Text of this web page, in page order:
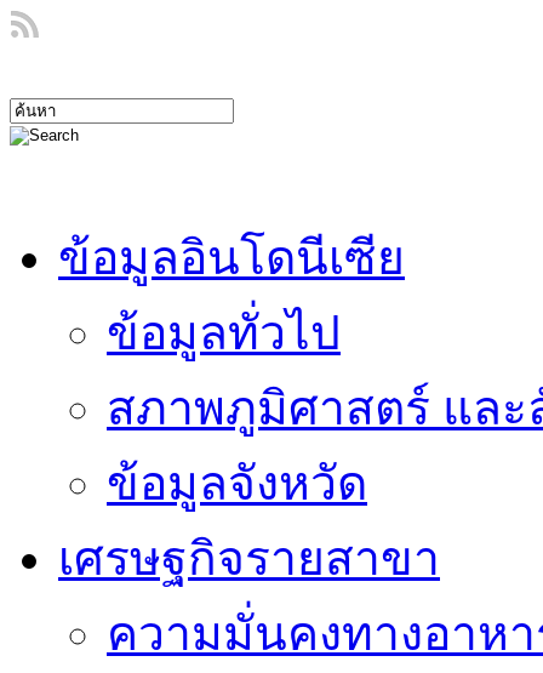
ข้อมูลอินโดนีเซีย
ข้อมูลทั่วไป
สภาพภูมิศาสตร์ แล
ข้อมูลจังหวัด
เศรษฐกิจรายสาขา
ความมั่นคงทางอาหา